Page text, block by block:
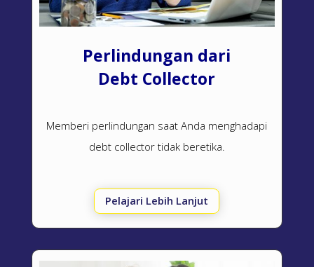
Perlindungan dari
Debt Collector
Memberi perlindungan saat Anda menghadapi
debt collector tidak beretika.
Pelajari Lebih Lanjut